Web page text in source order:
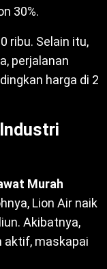
30%.
ribu. Selain itu,
perjalanan
harga di 2
Murah
Lion Air naik
Akibatnya,
aktif, maskapai